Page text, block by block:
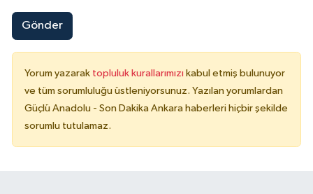
Gönder
Yorum yazarak topluluk kurallarımızı kabul etmiş bulunuyor
ve tüm sorumluluğu üstleniyorsunuz. Yazılan yorumlardan
Güçlü Anadolu - Son Dakika Ankara haberleri hiçbir şekilde
sorumlu tutulamaz.